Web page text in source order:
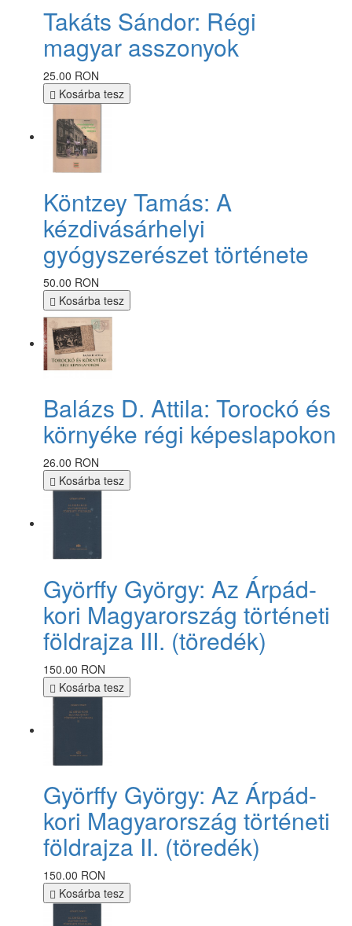
Takáts Sándor: Régi
magyar asszonyok
25.00 RON
Kosárba tesz
Köntzey Tamás: A
kézdivásárhelyi
gyógyszerészet története
50.00 RON
Kosárba tesz
Balázs D. Attila: Torockó és
környéke régi képeslapokon
26.00 RON
Kosárba tesz
Györffy György: Az Árpád-
kori Magyarország történeti
földrajza III. (töredék)
150.00 RON
Kosárba tesz
Györffy György: Az Árpád-
kori Magyarország történeti
földrajza II. (töredék)
150.00 RON
Kosárba tesz